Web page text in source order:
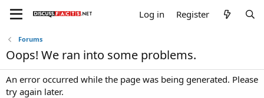
Log in Register
Forums
Oops! We ran into some problems.
An error occurred while the page was being generated. Please
try again later.